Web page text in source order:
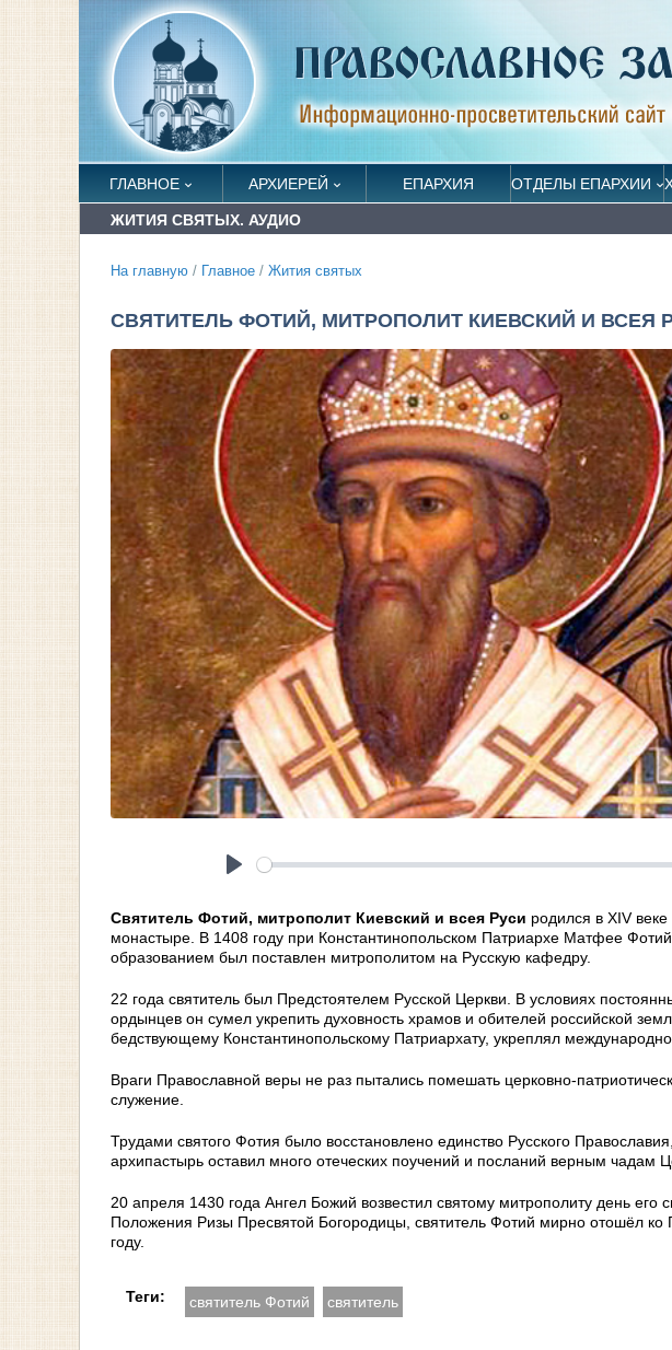
ГЛАВНОЕ АРХИЕРЕЙ ЕПАРХИЯ ОТДЕЛЫ ЕПАРХИИ
ЖИТИЯ СВЯТЫХ. АУДИО
На главную / Главное / Жития святых
СВЯТИТЕЛЬ ФОТИЙ, МИТРОПОЛИТ КИЕВСКИЙ И ВСЕЯ
Святитель Фотий, митрополит Киевский и всея Руси родился в XIV
монастыре. В 1408 году при Константинопольском Патриархе Матфее
образованием был поставлен митрополитом на Русскую кафедру.
22 года cвятитель был Предстоятелем Русской Церкви. В условиях
ордынцев он сумел укрепить духовность храмов и обителей российской
бедствующему Константинопольскому Патриархату, укреплял
Враги Православной веры не раз пытались помешать церковно-
служение.
Трудами святого Фотия было восстановлено единство Русского
архипастырь оставил много отеческих поучений и посланий верным чадам
20 апреля 1430 года Ангел Божий возвестил святому митрополиту день его
Положения Ризы Пресвятой Богородицы, святитель Фотий мирно отошёл
году.
Теги: святитель Фотий святитель